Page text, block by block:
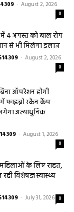
9 अगस्त
0
डॉ. एस. कुमार देंगे
का मिलेगा
परामर्श शिविर
4 अगस्त को बाल रोग
से भी मिलेगा इलाज